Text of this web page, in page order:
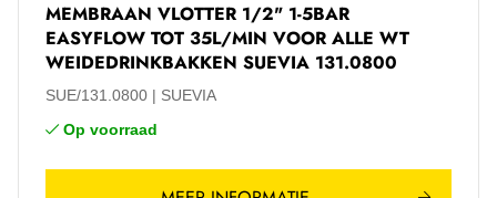
MEMBRAAN VLOTTER 1/2" 1-5BAR
EASYFLOW TOT 35L/MIN VOOR ALLE WT
WEIDEDRINKBAKKEN SUEVIA 131.0800
SUE/131.0800
SUEVIA
Op voorraad